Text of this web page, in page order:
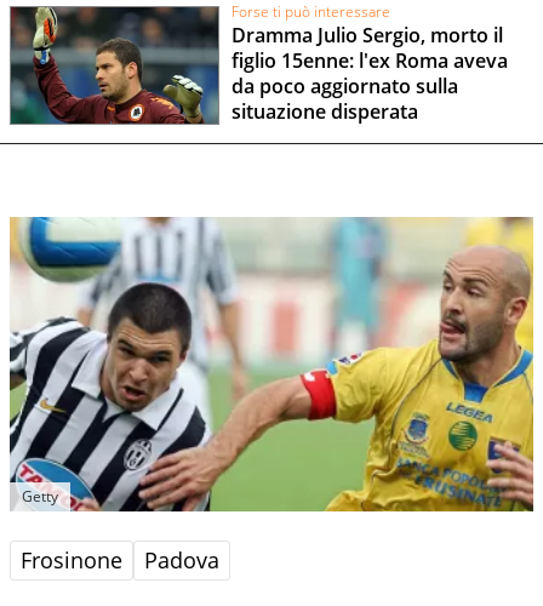
Forse ti può interessare
Dramma Julio Sergio, morto il
figlio 15enne: l'ex Roma aveva
da poco aggiornato sulla
situazione disperata
Getty
Frosinone Padova